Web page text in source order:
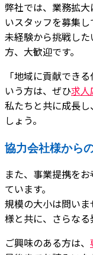
弊社では、業務拡
いスタッフを募集し
未経験から挑戦し
方、大歓迎です。
「地域に貢献でき
いう方は、ぜひ求人
私たちと共に成長
しょう。
協力会社様から
また、事業提携を
ています。
規模の大小は問い
様と共に、さらなる
ご興味のある方は、